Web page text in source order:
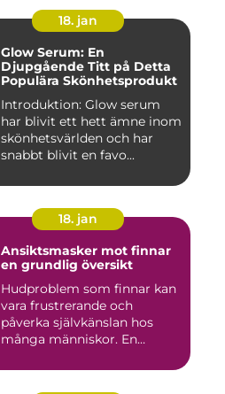
18. jan
Glow Serum: En
Djupgående Titt på Detta
Populära Skönhetsprodukt
Introduktion: Glow serum
har blivit ett hett ämne inom
skönhetsvärlden och har
snabbt blivit en favo...
18. jan
Ansiktsmasker mot finnar
en grundlig översikt
Hudproblem som finnar kan
vara frustrerande och
påverka självkänslan hos
många människor. En